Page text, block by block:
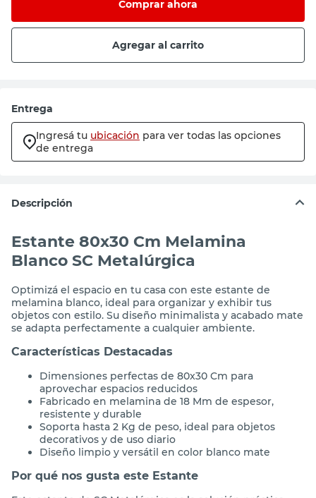
Comprar ahora
Agregar al carrito
Entrega
Ingresá tu ubicación
de entrega
Estante 80x30 Cm Melamina
Optimizá el espacio en tu casa con este estante de
melamina blanco, ideal para organizar y exhibir tus
objetos con estilo. Su diseño minimalista y acabado mate
se adapta perfectamente a cualquier ambiente.
Dimensiones perfectas de 80x30 Cm para
aprovechar espacios reducidos
Fabricado en melamina de 18 Mm de espesor,
resistente y durable
Soporta hasta 2 Kg de peso, ideal para objetos
decorativos y de uso diario
Diseño limpio y versátil en color blanco mate